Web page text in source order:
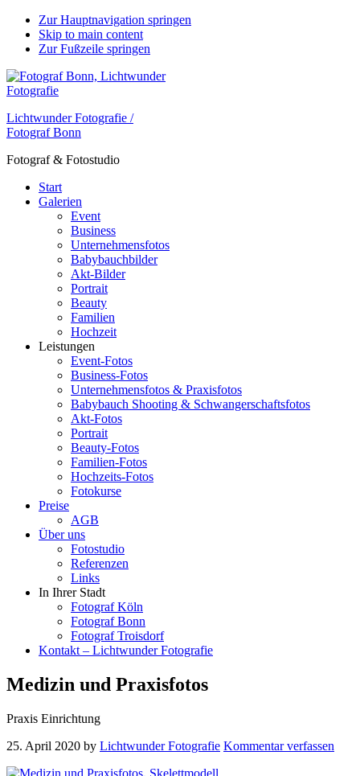
Zur Hauptnavigation springen
Skip to main content
Zur Fußzeile springen
Lichtwunder Fotografie /
Fotograf Bonn
Fotograf & Fotostudio
Start
Galerien
Event
Business
Unternehmensfotos
Babybauchbilder
Akt-Bilder
Portrait
Beauty
Familien
Hochzeit
Leistungen
Event-Fotos
Business-Fotos
Unternehmensfotos & Praxisfotos
Babybauch Shooting & Schwangerschaftsfotos
Akt-Fotos
Portrait
Beauty-Fotos
Familien-Fotos
Hochzeits-Fotos
Fotokurse
Preise
AGB
Über uns
Fotostudio
Referenzen
Links
In Ihrer Stadt
Fotograf Köln
Fotograf Bonn
Fotograf Troisdorf
Kontakt – Lichtwunder Fotografie
Medizin und Praxisfotos
Praxis Einrichtung
25. April 2020 by Lichtwunder Fotografie Kommentar verfassen